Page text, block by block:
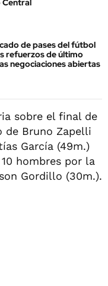
Central
de pases del fútbol
refuerzos de último
negociaciones abiertas
sobre el final de
de Bruno Zapelli
García (49m.)
hombres por la
Gordillo (30m.).